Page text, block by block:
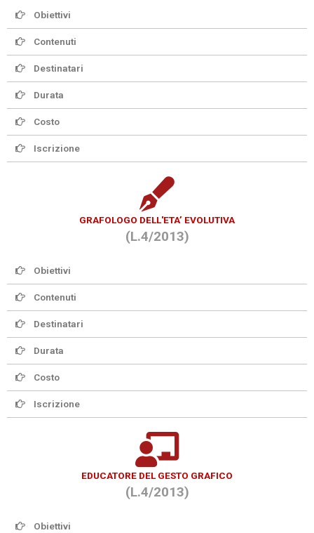
Obiettivi
Contenuti
Destinatari
Durata
Costo
Iscrizione
GRAFOLOGO DELL'ETA’ EVOLUTIVA
(L.4/2013)
Obiettivi
Contenuti
Destinatari
Durata
Costo
Iscrizione
EDUCATORE DEL GESTO GRAFICO
(L.4/2013)
Obiettivi